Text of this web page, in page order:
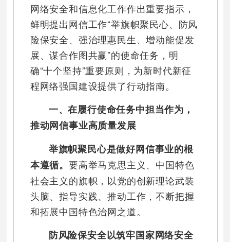
网络安全和信息化工作作出重要指示，
鲜明提出网信工作“举旗帜聚民心、防风
险保安全、强治理惠民生、增动能促发
展、谋合作图共赢”的使命任务，明
确“十个坚持”重要原则，为新时代新征
程网络强国建设提供了行动指南。
一、在履行使命任务中担当作为，
推动网信事业高质量发展
举旗帜聚民心是做好网信事业的根
本遵循。要高举马克思主义、中国特色
社会主义的旗帜，以党的创新理论武装
头脑、指导实践、推动工作，不断把握
和拓展中国特色治网之道。
防风险保安全以筑牢国家网络安全